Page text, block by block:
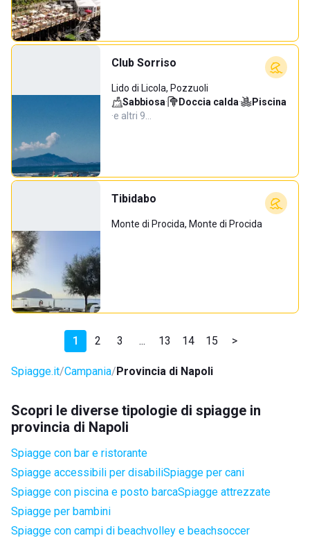
Club Sorriso
Lido di Licola, Pozzuoli
Sabbiosa· Doccia calda·
Piscina
·e altri 9…
Tibidabo
Monte di Procida, Monte di Procida
1 2 3 ... 13 14 15 >
Spiagge.it Campania Provincia di Napoli
Scopri le diverse tipologie di spiagge in
provincia di Napoli
Spiagge con bar e ristorante
Spiagge accessibili per disabiliSpiagge per cani
Spiagge con piscina e posto barcaSpiagge attrezzate
Spiagge per bambini
Spiagge con campi di beachvolley e beachsoccer